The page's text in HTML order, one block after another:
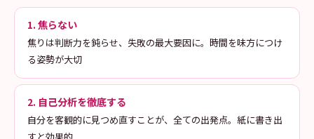
1. 焦らない
焦りは判断力を鈍らせ、失敗の最大要因に。時間を味方につけ
る姿勢が大切
2. 自己分析を徹底する
自分を客観的に見つめ直すことが、全ての出発点。紙に書き出